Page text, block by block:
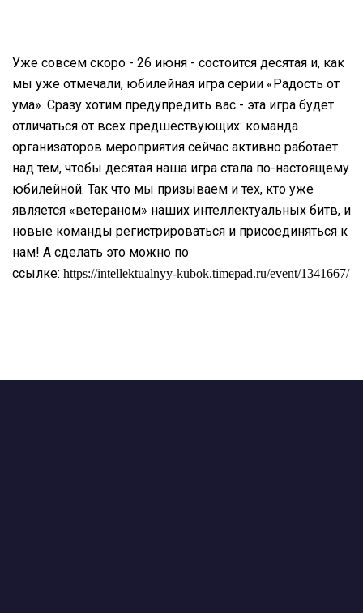
Уже совсем скоро - 26 июня - состоится десятая и, как
мы уже отмечали, юбилейная игра серии «Радость от
ума». Сразу хотим предупредить вас - эта игра будет
отличаться от всех предшествующих: команда
организаторов мероприятия сейчас активно работает
над тем, чтобы десятая наша игра стала по-настоящему
юбилейной. Так что мы призываем и тех, кто уже
является «ветераном» наших интеллектуальных битв, и
новые команды регистрироваться и присоединяться к
нам! А сделать это можно по
ссылке: https://intellektualnyy-kubok.timepad.ru/event/1341667/